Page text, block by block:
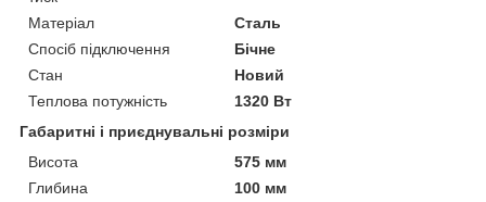
Матеріал
Сталь
Спосіб підключення
Бічне
Стан
Новий
Теплова потужність
1320 Вт
Габаритні і приєднувальні розміри
Висота
575 мм
Глибина
100 мм